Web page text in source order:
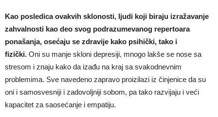
Kao posledica ovakvih sklonosti, ljudi koji biraju izražavanje
zahvalnosti kao deo svog podrazumevanog repertoara
ponašanja, osećaju se zdravije kako psihički, tako i
fizički. Oni su manje skloni depresiji, mnogo lakše se nose sa
stresom i znaju kako da izađu na kraj sa svakodnevnim
problemima. Sve navedeno zapravo proizilazi iz činjenice da su
oni i samosvesniji i zadovoljniji sobom, pa tako razvijaju i veći
kapacitet za saosećanje i empatiju.